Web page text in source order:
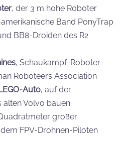
, der 3 m hohe Roboter
Band PonyTrap
BB8-Droiden des R2
, Schaukampf-Roboter-
Roboteers Association
Auto, auf der
alten Volvo bauen
großer
FPV-Drohnen-Piloten